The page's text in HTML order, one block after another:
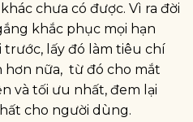
chưa có được. Vì ra đời
khắc phục mọi hạn
trước, lấy đó làm tiêu chí
hơn nữa, từ đó cho mắt
và tối ưu nhất, đem lại
cho người dùng.